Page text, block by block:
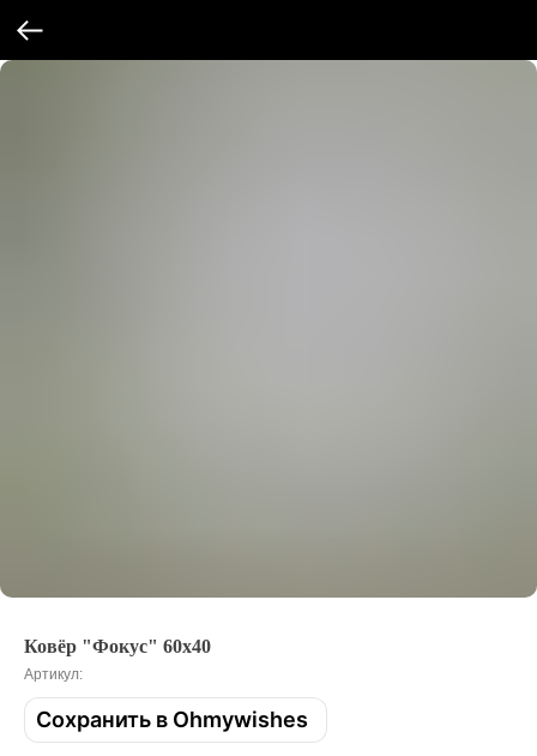
Ковёр "Фокус" 60х40
Артикул:
Сохранить в Ohmywishes